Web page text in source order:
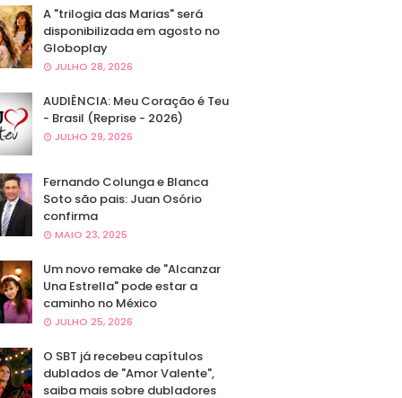
A "trilogia das Marias" será
disponibilizada em agosto no
Globoplay
JULHO 28, 2026
AUDIÊNCIA: Meu Coração é Teu
- Brasil (Reprise - 2026)
JULHO 29, 2026
Fernando Colunga e Blanca
Soto são pais: Juan Osório
confirma
MAIO 23, 2025
Um novo remake de "Alcanzar
Una Estrella" pode estar a
caminho no México
JULHO 25, 2026
O SBT já recebeu capítulos
dublados de "Amor Valente",
saiba mais sobre dubladores